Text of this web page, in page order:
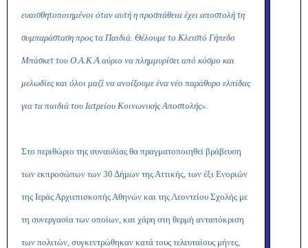
ευαισθητοποιημένοι όταν αυτή η προσπάθεια έχει αποστολή τη
συμπαράσταση προς τα Παιδιά. Θέλουμε το Κλειστό Γήπεδο
Μπάσκετ του Ο.Α.Κ.Α αύριο να πλημμυρίσει από κόσμο και
μελωδίες και όλοι μαζί να ανοίξουμε ένα νέο παράθυρο ελπίδας
για τα παιδιά του Ιατρείου Κοινωνικής Αποστολής».
Στο περιθώριο της συναυλίας θα πραγματοποιηθεί βράβευση
των εκπροσώπων των 30 Δήμων της Αττικής, των έξι Ενοριών
της Ιεράς Αρχιεπισκοπής Αθηνών και της Λεοντείου Σχολής με
τη συνεργασία των οποίων, και χάρη στη θερμή ανταπόκριση
των πολιτών, συγκεντρώθηκαν κατά τους τελευταίους μήνες,